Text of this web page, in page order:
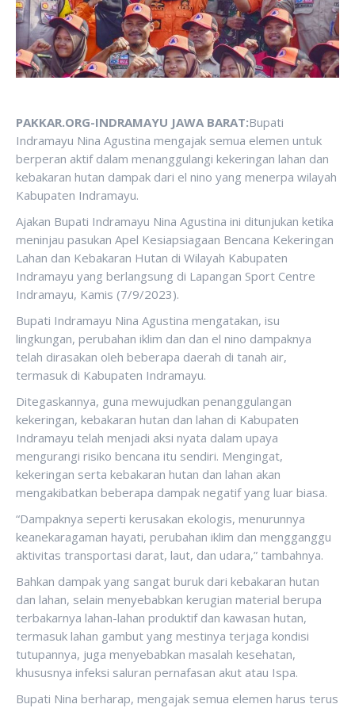
PAKKAR.ORG-INDRAMAYU JAWA BARAT:Bupati
Indramayu Nina Agustina mengajak semua elemen untuk
berperan aktif dalam menanggulangi kekeringan lahan dan
kebakaran hutan dampak dari el nino yang menerpa wilayah
Kabupaten Indramayu.
Ajakan Bupati Indramayu Nina Agustina ini ditunjukan ketika
meninjau pasukan Apel Kesiapsiagaan Bencana Kekeringan
Lahan dan Kebakaran Hutan di Wilayah Kabupaten
Indramayu yang berlangsung di Lapangan Sport Centre
Indramayu, Kamis (7/9/2023).
Bupati Indramayu Nina Agustina mengatakan, isu
lingkungan, perubahan iklim dan dan el nino dampaknya
telah dirasakan oleh beberapa daerah di tanah air,
termasuk di Kabupaten Indramayu.
Ditegaskannya, guna mewujudkan penanggulangan
kekeringan, kebakaran hutan dan lahan di Kabupaten
Indramayu telah menjadi aksi nyata dalam upaya
mengurangi risiko bencana itu sendiri. Mengingat,
kekeringan serta kebakaran hutan dan lahan akan
mengakibatkan beberapa dampak negatif yang luar biasa.
“Dampaknya seperti kerusakan ekologis, menurunnya
keanekaragaman hayati, perubahan iklim dan mengganggu
aktivitas transportasi darat, laut, dan udara,” tambahnya.
Bahkan dampak yang sangat buruk dari kebakaran hutan
dan lahan, selain menyebabkan kerugian material berupa
terbakarnya lahan-lahan produktif dan kawasan hutan,
termasuk lahan gambut yang mestinya terjaga kondisi
tutupannya, juga menyebabkan masalah kesehatan,
khususnya infeksi saluran pernafasan akut atau Ispa.
Bupati Nina berharap, mengajak semua elemen harus terus